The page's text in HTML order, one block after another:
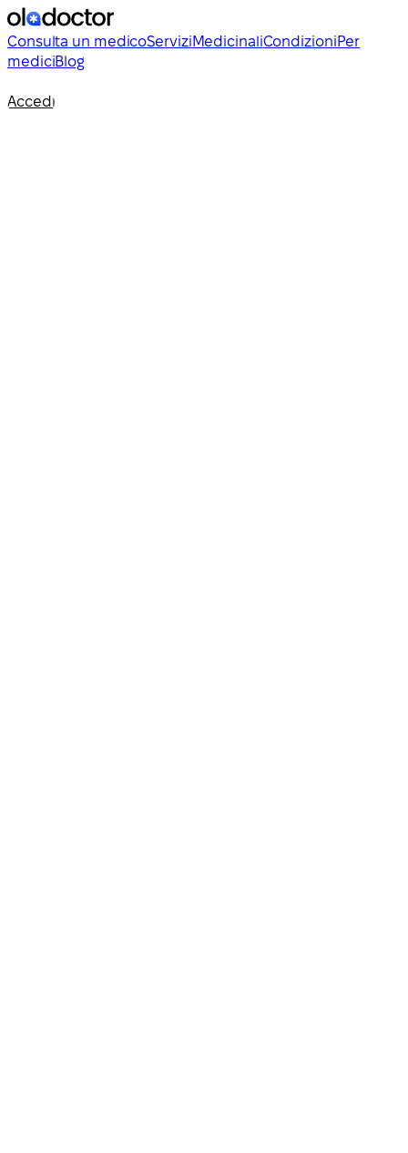
Consulta un medicoServiziMedicinaliCondizioniPer
mediciBlog
Accedi